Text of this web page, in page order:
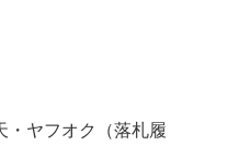
・ヤフオク（落札履